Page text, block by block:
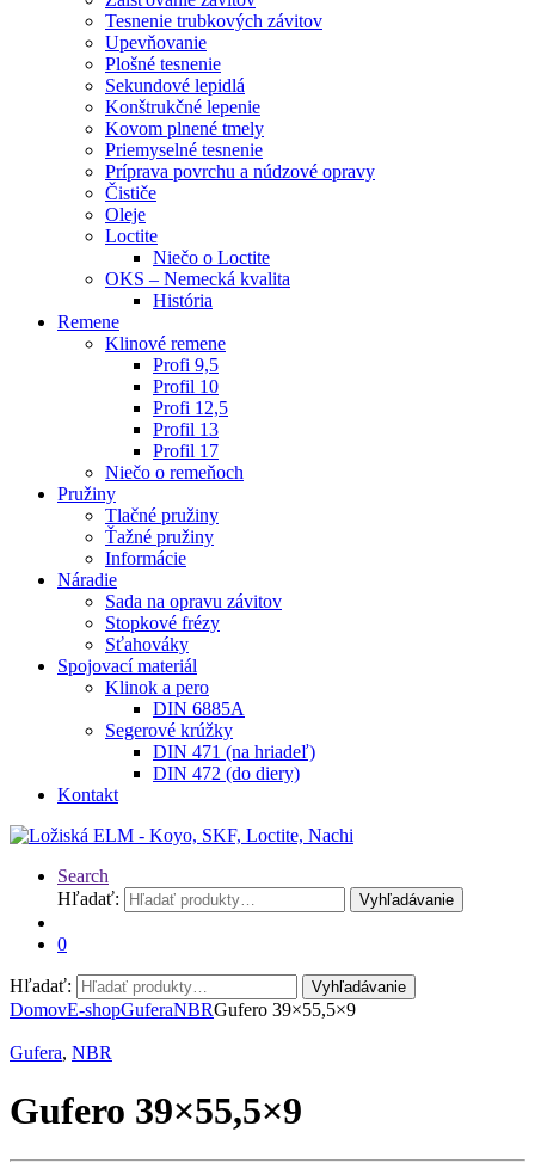
Tesnenie trubkových závitov
Upevňovanie
Plošné tesnenie
Sekundové lepidlá
Konštrukčné lepenie
Kovom plnené tmely
Priemyselné tesnenie
Príprava povrchu a núdzové opravy
Čističe
Oleje
Loctite
Niečo o Loctite
OKS – Nemecká kvalita
História
Remene
Klinové remene
Profi 9,5
Profil 10
Profi 12,5
Profil 13
Profil 17
Niečo o remeňoch
Pružiny
Tlačné pružiny
Ťažné pružiny
Informácie
Náradie
Sada na opravu závitov
Stopkové frézy
Sťahováky
Spojovací materiál
Klinok a pero
DIN 6885A
Segerové krúžky
DIN 471 (na hriadeľ)
DIN 472 (do diery)
Kontakt
Search
Hľadať:
Vyhľadávanie
0
Hľadať: Vyhľadávanie
DomovE-shopGuferaNBRGufero 39×55,5×9
Gufera, NBR
Gufero 39×55,5×9